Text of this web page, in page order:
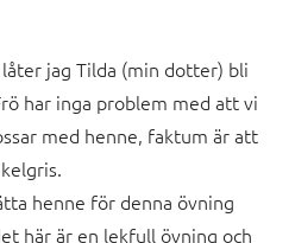
jag Tilda (min dotter) bli
har inga problem med att vi
med henne, faktum är att
henne för denna övning
här är en lekfull övning och